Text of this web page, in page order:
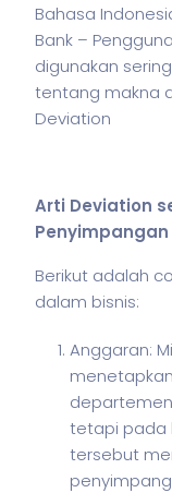
Bahasa
Bank –
digunakan
tentang makna
Deviation
Arti Deviation
Penyimpangan
Berikut adalah
dalam bisnis:
Anggaran:
tetapi pada
tersebut